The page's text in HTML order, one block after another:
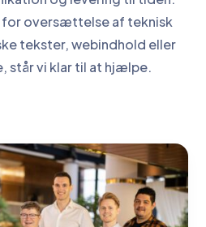
for oversættelse af teknisk
tekster, webindhold eller
står vi klar til at hjælpe.